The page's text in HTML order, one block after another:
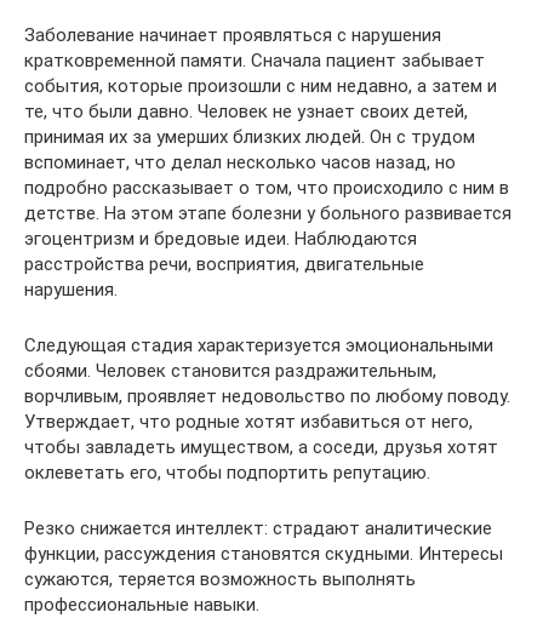
Заболевание начинает проявляться с нарушения
кратковременной памяти. Сначала пациент забывает
события, которые произошли с ним недавно, а затем и
те, что были давно. Человек не узнает своих детей,
принимая их за умерших близких людей. Он с трудом
вспоминает, что делал несколько часов назад, но
подробно рассказывает о том, что происходило с ним в
детстве. На этом этапе болезни у больного развивается
эгоцентризм и бредовые идеи. Наблюдаются
расстройства речи, восприятия, двигательные
нарушения.
Следующая стадия характеризуется эмоциональными
сбоями. Человек становится раздражительным,
ворчливым, проявляет недовольство по любому поводу.
Утверждает, что родные хотят избавиться от него,
чтобы завладеть имуществом, а соседи, друзья хотят
оклеветать его, чтобы подпортить репутацию.
Резко снижается интеллект: страдают аналитические
функции, рассуждения становятся скудными. Интересы
сужаются, теряется возможность выполнять
профессиональные навыки.